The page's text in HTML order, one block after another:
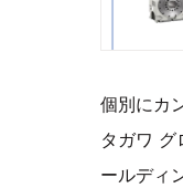
個別にカ
タガワ グ
ールディ